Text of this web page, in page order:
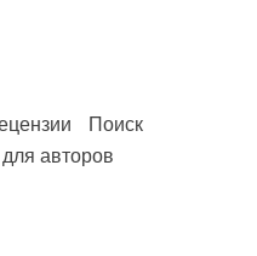
Поиск
авторов